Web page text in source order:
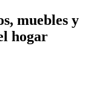
muebles y
hogar